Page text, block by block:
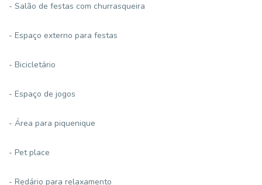
- Salão de festas com churrasqueira
- Espaço externo para festas
- Bicicletário
- Espaço de jogos
- Área para piquenique
- Pet place
- Redário para relaxamento